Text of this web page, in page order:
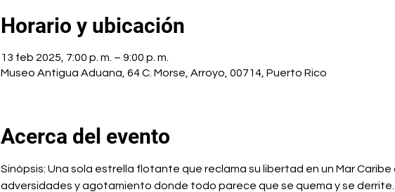
Horario y ubicación
13 feb 2025, 7:00 p. m. – 9:00 p. m.
Museo Antigua Aduana, 64 C. Morse, Arroyo, 00714, Puerto Rico
Acerca del evento
Sinópsis: Una sola estrella flotante que reclama su libertad en un Mar
adversidades y agotamiento donde todo parece que se quema y se